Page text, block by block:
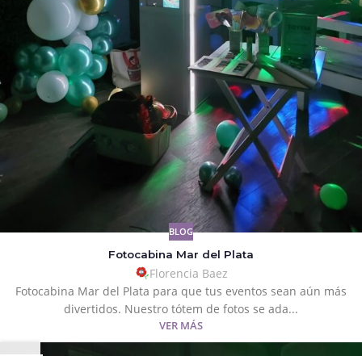
BLOG
Fotocabina Mar del Plata
Florencia Baez
Fotocabina Mar del Plata para que tus eventos sean aún más
divertidos. Nuestro tótem de fotos se ada...
VER MÁS